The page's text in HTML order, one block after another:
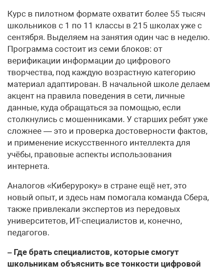
Курс в пилотном формате охватит более 55 тысяч
школьников с 1 по 11 классы в 215 школах уже с
сентября. Выделяем на занятия один час в неделю.
Программа состоит из семи блоков: от
верификации информации до цифрового
творчества, под каждую возрастную категорию
материал адаптирован. В начальной школе делаем
акцент на правила поведения в сети, личные
данные, куда обращаться за помощью, если
столкнулись с мошенниками. У старших ребят уже
сложнее — это и проверка достоверности фактов,
и применение искусственного интеллекта для
учёбы, правовые аспекты использования
интернета.
Аналогов «Киберуроку» в стране ещё нет, это
новый опыт, и здесь нам помогала команда Сбера,
также привлекали экспертов из передовых
университетов, ИТ-специалистов и, конечно,
педагогов.
– Где брать специалистов, которые смогут
школьникам объяснить все тонкости цифровой